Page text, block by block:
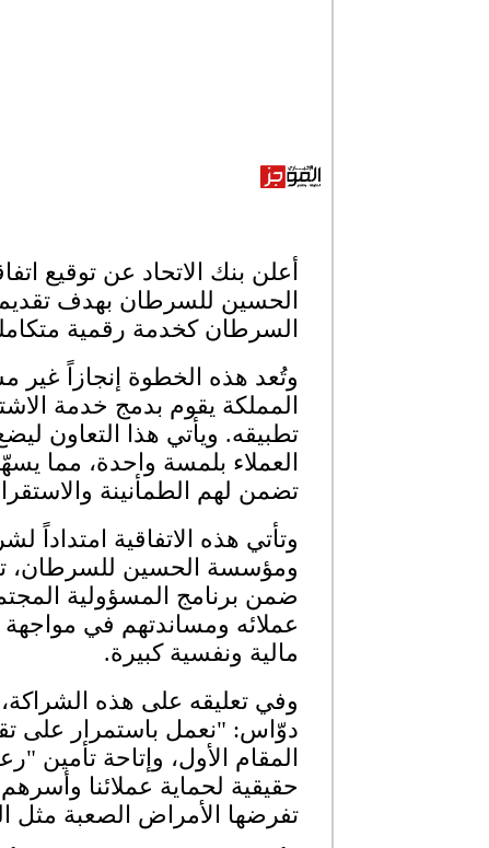
أعلن بنك الاتحاد عن توقيع
الحسين للسرطان بهدف تقديم
السرطان كخدمة رقمية
وتُعد هذه الخطوة إنجازاً غير
المملكة يقوم بدمج خدمة
تطبيقه. ويأتي هذا التعاون
العملاء بلمسة واحدة، مما
تضمن لهم الطمأنينة
وتأتي هذه الاتفاقية امتداداً
ومؤسسة الحسين للسرطان،
ضمن برنامج المسؤولية
عملائه ومساندتهم في مواجهة
مالية ونفسية كبيرة.
وفي تعليقه على هذه الشراكة،
دوّاس: "نعمل باستمرار على
المقام الأول، وإتاحة تأمين
حقيقية لحماية عملائنا
تفرضها الأمراض الصعبة مثل